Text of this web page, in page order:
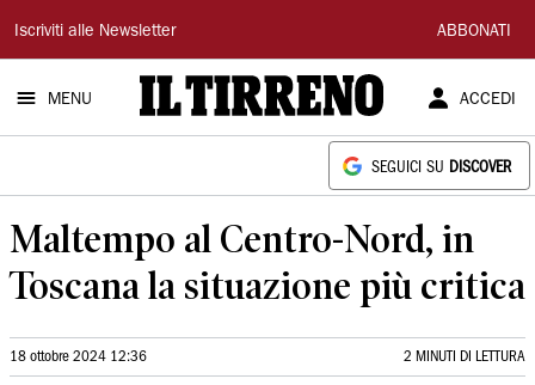
Il
Tirreno
Iscriviti alle Newsletter ABBONATI
MENU ACCEDI
SEGUICI SU DISCOVER
Maltempo al Centro-Nord, in
Toscana la situazione più critica
18 ottobre 2024 12:36 2 MINUTI DI LETTURA